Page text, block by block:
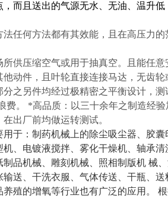
而且送出的气源无水、无油、温升
任何方法都有其效能，且在高压力
供压缩空气或用于抽真空。且能任意
动件，且叶轮直接连接马达，无齿
之另件均经过极精密之平衡设计，测
费。 *高品质：以三十余年之制造经
出厂前均做运转测试。
用于：制药机械上的除尘吸尘器、胶
、电镀液搅拌、雾化干燥机、轴承
品机械、雕刻机械、照相制版机 械
送、干洗衣服、气体传送、干瓶、
殖的增氧等行业也有广泛的应用。